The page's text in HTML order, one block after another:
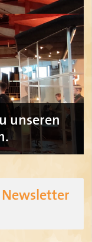
unseren